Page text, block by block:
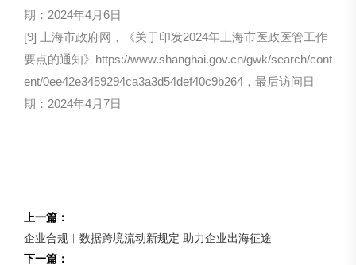
期：2024年4月6日
[9] 上海市政府网，《关于印发2024年上海市医政医管工作
要点的通知》https://www.shanghai.gov.cn/gwk/search/cont
ent/0ee42e3459294ca3a3d54def40c9b264，最后访问日
期：2024年4月7日
上一篇：
企业合规︱数据跨境流动新规定 助力企业出海征途
下一篇：